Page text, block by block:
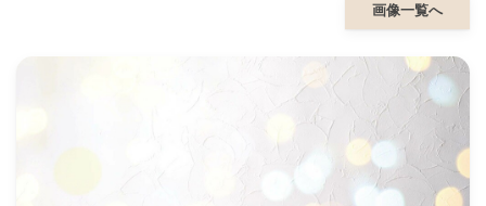
画像一覧へ